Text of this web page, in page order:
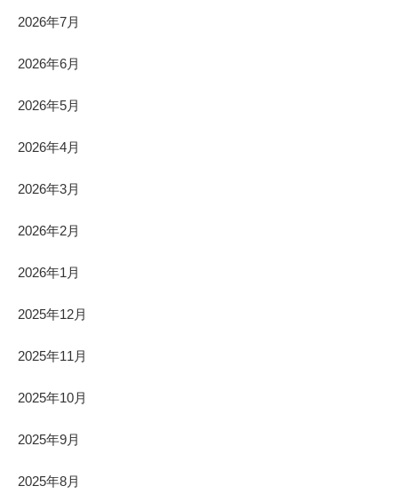
2026年7月
2026年6月
2026年5月
2026年4月
2026年3月
2026年2月
2026年1月
2025年12月
2025年11月
2025年10月
2025年9月
2025年8月